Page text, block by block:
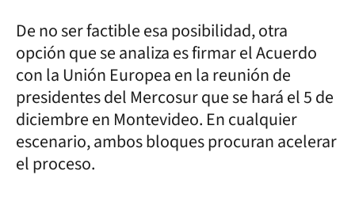
De no ser factible esa posibilidad, otra
opción que se analiza es firmar el Acuerdo
con la Unión Europea en la reunión de
presidentes del Mercosur que se hará el 5 de
diciembre en Montevideo. En cualquier
escenario, ambos bloques procuran acelerar
el proceso.